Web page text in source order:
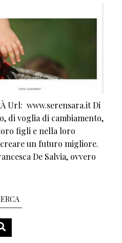
Url: www.serensara.it Di
di voglia di cambiamento,
figli e nella loro
un futuro migliore.
De Salvia, ovvero